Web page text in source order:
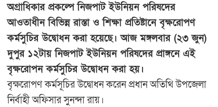
অগ্রাধিকার প্রকল্পে নিজপাট ইউনিয়ন পরিষদের
আওতাধীন বিভিন্ন রাস্তা ও শিক্ষা প্রতিষ্টানে বৃক্ষরোপণ
কর্মসুচির উদ্বােধন করা হয়েছে। আজ মঙ্গলবার (২৩ জুন)
দুপুর ১২টায় নিজপাট ইউনিয়ন পরিষদের প্রাঙ্গনে এই
বৃক্ষরোপন কর্মসুচির উদ্বোধন করা হয়।
বৃক্ষরোপণ কর্মসূচির উদ্বোধন করেন প্রধান অতিথি উপজেলা
নির্বাহী অফিসার সুনন্দা রায়।